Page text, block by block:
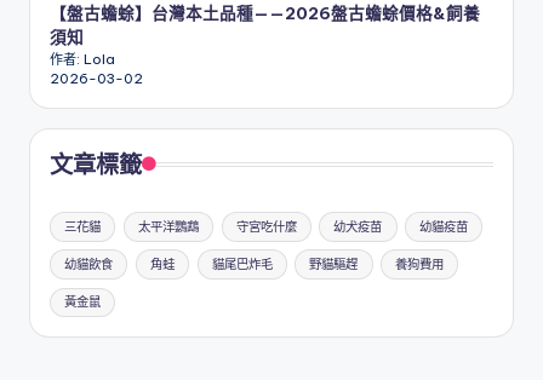
【盤古蟾蜍】台灣本土品種——2026盤古蟾蜍價格&飼養
須知
作者: Lola
2026-03-02
文章標籤
三花貓 太平洋鸚鵡 守宮吃什麼 幼犬疫苗 幼貓疫苗
幼貓飲食 角蛙 貓尾巴炸毛 野貓驅趕 養狗費用
黃金鼠